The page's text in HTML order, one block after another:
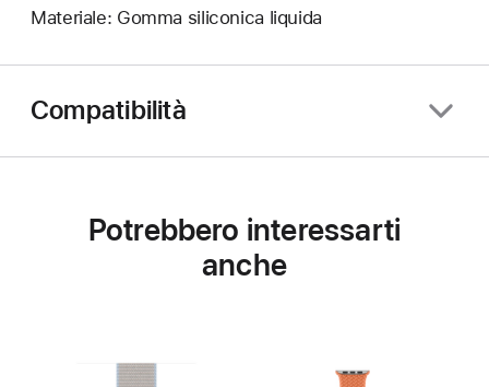
Materiale: Gomma siliconica liquida
Compatibilità
Potrebbero interessarti
anche